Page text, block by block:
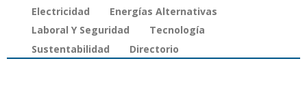
Electricidad
Energías Alternativas
Laboral Y Seguridad
Tecnología
Sustentabilidad
Directorio